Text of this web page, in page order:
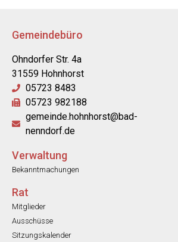
Gemeindebüro
Ohndorfer Str. 4a
31559 Hohnhorst
05723 8483
05723 982188
gemeinde.hohnhorst@bad-
nenndorf.de
Verwaltung
Bekanntmachungen
Rat
Mitglieder
Ausschüsse
Sitzungskalender